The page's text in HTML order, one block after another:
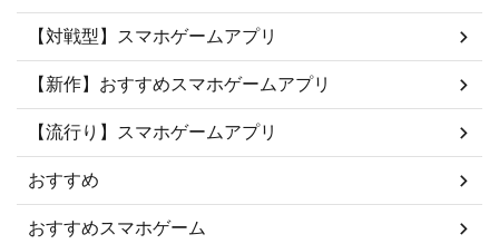
【対戦型】スマホゲームアプリ
【新作】おすすめスマホゲームアプリ
【流行り】スマホゲームアプリ
おすすめ
おすすめスマホゲーム